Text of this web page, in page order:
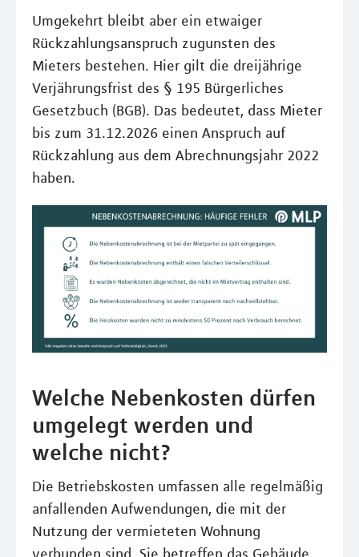
Umgekehrt bleibt aber ein etwaiger
Rückzahlungsanspruch zugunsten des
Mieters bestehen. Hier gilt die dreijährige
Verjährungsfrist des § 195 Bürgerliches
Gesetzbuch (BGB). Das bedeutet, dass Mieter
bis zum 31.12.2026 einen Anspruch auf
Rückzahlung aus dem Abrechnungsjahr 2022
haben.
Welche Nebenkosten dürfen
umgelegt werden und
welche nicht?
Die Betriebskosten umfassen alle regelmäßig
anfallenden Aufwendungen, die mit der
Nutzung der vermieteten Wohnung